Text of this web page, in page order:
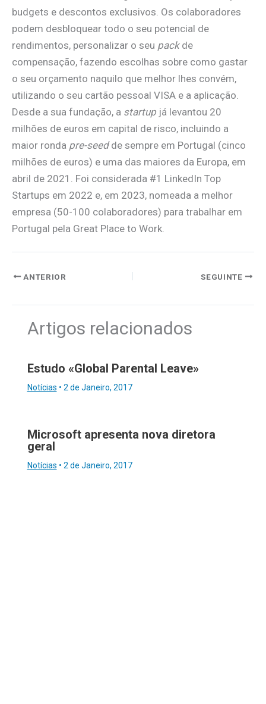
budgets e descontos exclusivos. Os colaboradores
podem desbloquear todo o seu potencial de
rendimentos, personalizar o seu packde
compensação, fazendo escolhas sobre como gastar
o seu orçamento naquilo que melhor lhes convém,
utilizando o seu cartão pessoal VISA e a aplicação.
Desde a sua fundação, a startup já levantou 20
milhões de euros em capital de risco, incluindo a
maior ronda pre-seedde sempre em Portugal (cinco
milhões de euros) e uma das maiores da Europa, em
abril de 2021. Foi considerada #1 LinkedIn Top
Startups em 2022 e, em 2023, nomeada a melhor
empresa (50-100 colaboradores) para trabalhar em
Portugal pela Great Place to Work.
ANTERIOR SEGUINTE
Artigos relacionados
Estudo «Global Parental Leave»
Notícias • 2 de Janeiro, 2017
Microsoft apresenta nova diretora
geral
Notícias • 2 de Janeiro, 2017